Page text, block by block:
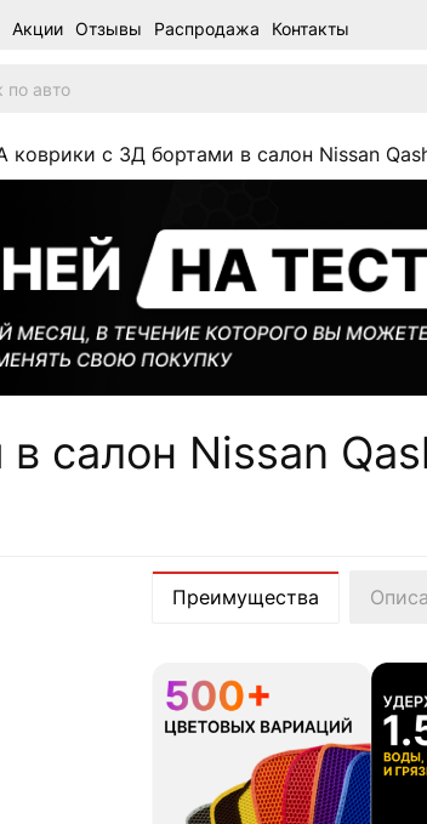
Акции Отзывы Распродажа Контакты
коврики c 3Д бортами в салон Nissan
салон Nissan
Преимущества